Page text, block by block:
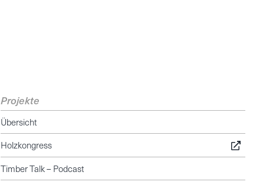
Projekte
Übersicht
Holzkongress
Timber Talk – Podcast